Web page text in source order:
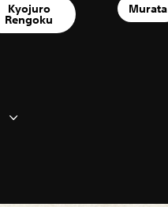
Kyojuro
Rengoku
Murata